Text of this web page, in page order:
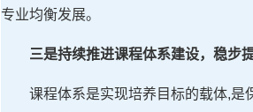
专业均衡发展。
三是持续推进课程体系建设，稳步
课程体系是实现培养目标的载体,是